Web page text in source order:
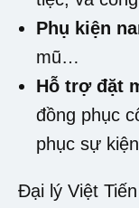
Phụ kiện
mũ…
Hỗ trợ đặt
đồng phục
phục sự
Đại lý Việt